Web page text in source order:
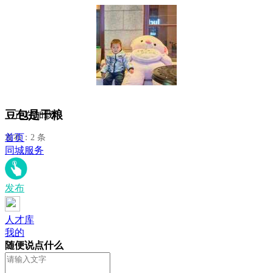
豆包是干粮
发布：2 条
正在加载...
首页
同城服务
发布
人才库
我的
随便说点什么